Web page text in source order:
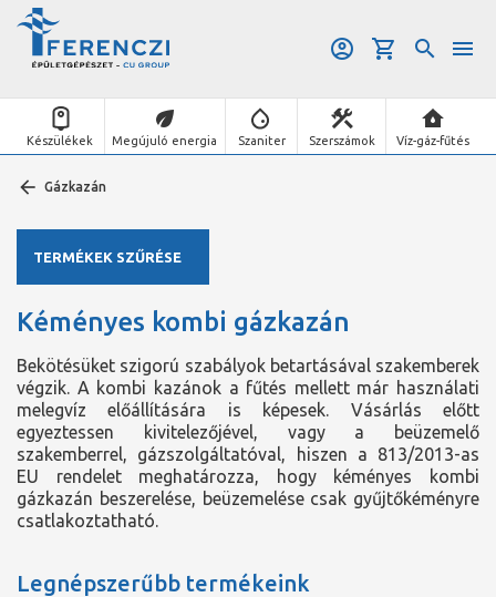
Készülékek Megújuló energia Szaniter Szerszámok Víz-gáz-fűtés
Gázkazán
Kéményes kombi gázkazán
Bekötésüket szigorú szabályok betartásával szakemberek
végzik. A kombi kazánok a fűtés mellett már használati
melegvíz előállítására is képesek. Vásárlás előtt
egyeztessen kivitelezőjével, vagy a beüzemelő
szakemberrel, gázszolgáltatóval, hiszen a 813/2013-as
EU rendelet meghatározza, hogy kéményes kombi
gázkazán beszerelése, beüzemelése csak gyűjtőkéményre
csatlakoztatható.
Legnépszerűbb termékeink
TERMÉKEK SZŰRÉSE